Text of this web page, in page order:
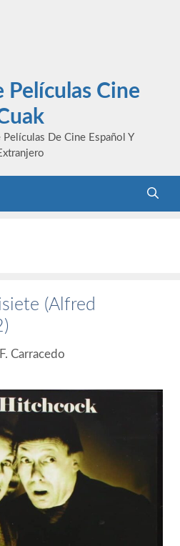
Películas Cine
De Cine Español Y
(Alfred
Carracedo